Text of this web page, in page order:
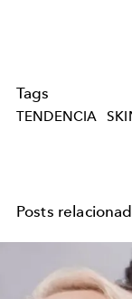
Tags
TENDENCIA
Posts